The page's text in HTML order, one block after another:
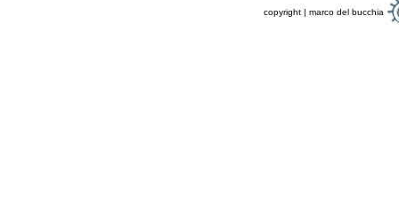
copyright | marco del bucchia